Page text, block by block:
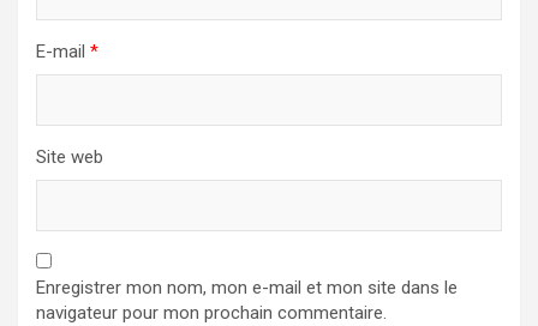
E-mail *
Site web
Enregistrer mon nom, mon e-mail et mon site dans le
navigateur pour mon prochain commentaire.